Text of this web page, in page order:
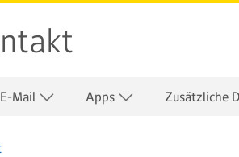
E-Mail Apps Zusätzliche